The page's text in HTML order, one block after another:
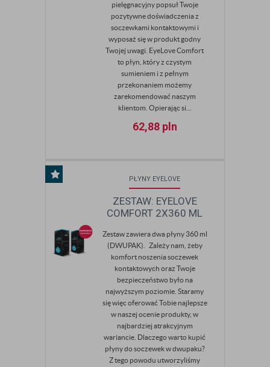
pielęgnacyjny popsuł Twoje
pozytywne doświadczenia z
soczewkami kontaktowymi i
wyposaż się w produkt godny
Twojej uwagi. EyeLove Comfort
to płyn, który z czystym
sumieniem i z pełnym
przekonaniem możemy
zarekomendować naszym
klientom. Opierając si...
62,88 pln
PŁYNY EYELOVE
ZESTAW: EYELOVE
COMFORT 2X360 ML
Zestaw zawiera dwa płyny 360 ml
(DWUPAK). Zależy nam, żeby
komfort noszenia soczewek
kontaktowych oraz Twoje
bezpieczeństwo było na
najwyższym poziomie. Staramy
się więc oferować Tobie najlepsze
w naszej ocenie produkty, w
najbardziej atrakcyjnym
wariancie. Dlaczego warto kupić
płyny do soczewek w dwupaku?
Z tego powodu utworzyliśmy